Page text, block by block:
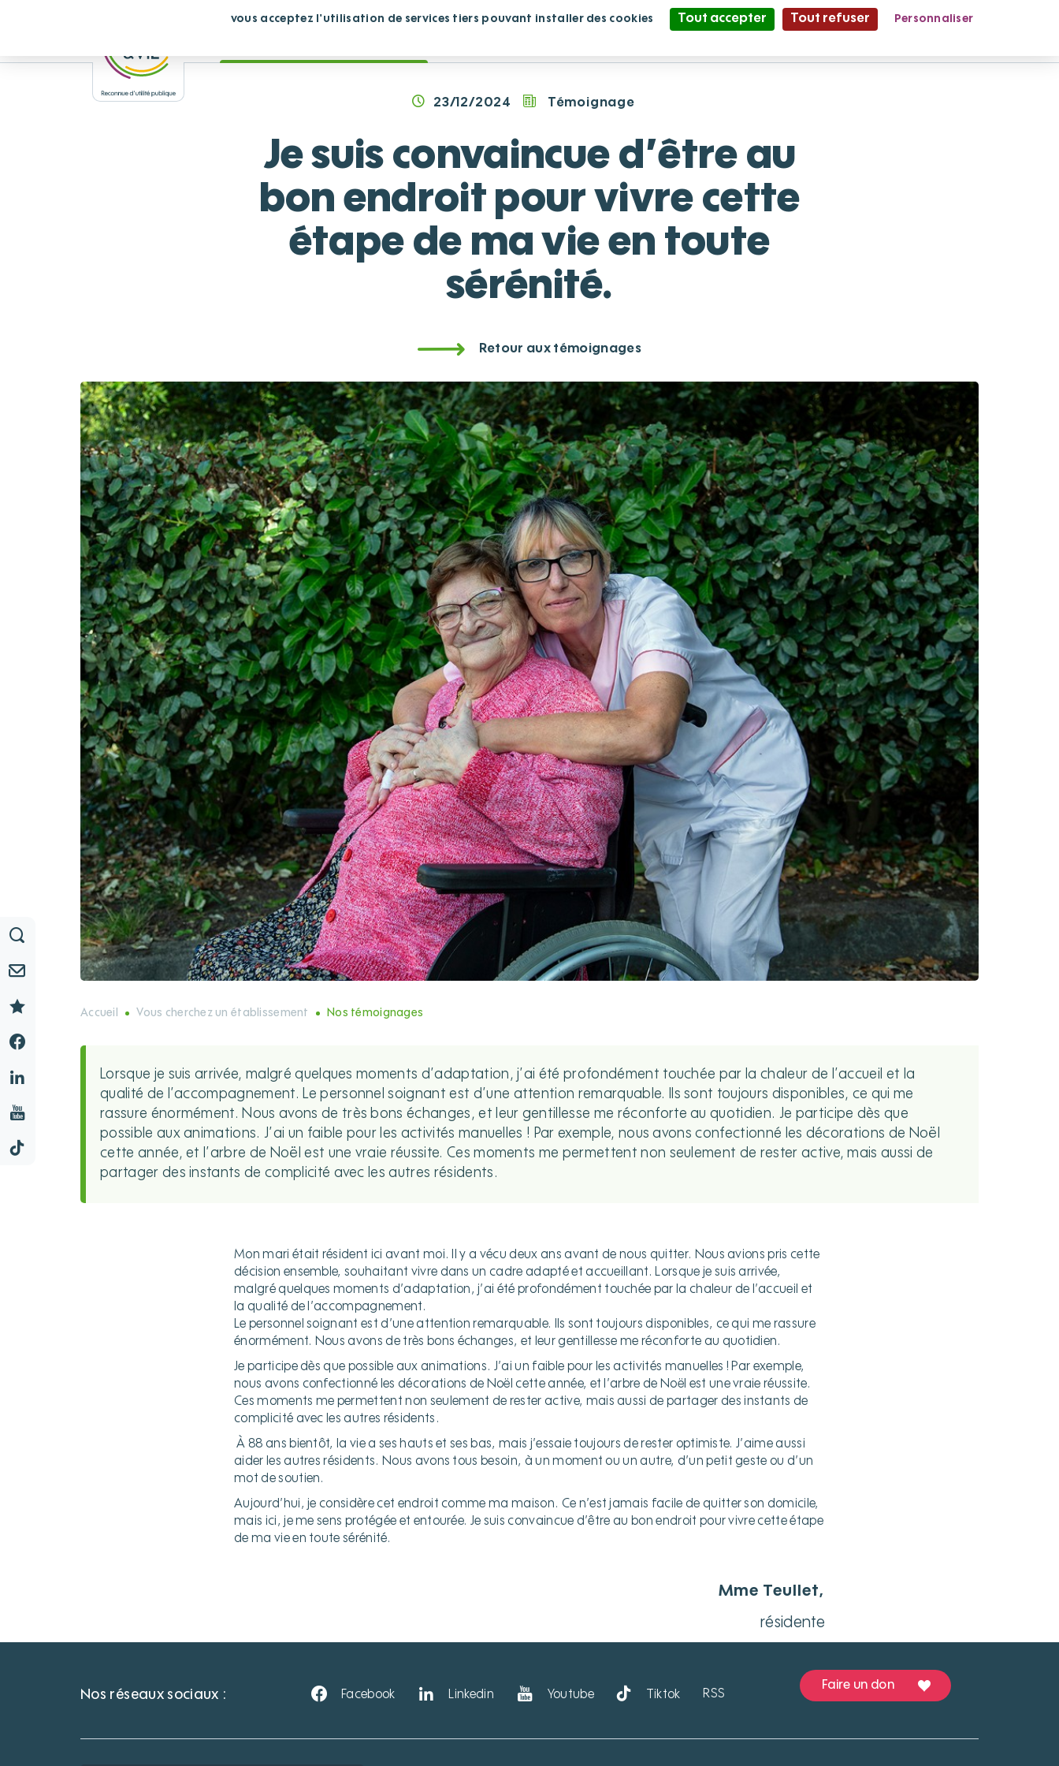
Partage et Vie le Mag'
23/12/2024 Témoignage
Je suis convaincue d’être au
bon endroit pour vivre cette
étape de ma vie en toute
sérénité.
Retour aux témoignages
Accueil Vous cherchez un établissement Nos témoignages
Lorsque je suis arrivée, malgré quelques moments d’adaptation, j’ai été profondément touchée par la chaleur de l’accueil et la
qualité de l’accompagnement. Le personnel soignant est d’une attention remarquable. Ils sont toujours disponibles, ce qui me
rassure énormément. Nous avons de très bons échanges, et leur gentillesse me réconforte au quotidien. Je participe dès que
possible aux animations. J’ai un faible pour les activités manuelles ! Par exemple, nous avons confectionné les décorations de Noël
cette année, et l’arbre de Noël est une vraie réussite. Ces moments me permettent non seulement de rester active, mais aussi de
partager des instants de complicité avec les autres résidents.
Mon mari était résident ici avant moi. Il y a vécu deux ans avant de nous quitter. Nous avions pris cette
décision ensemble, souhaitant vivre dans un cadre adapté et accueillant. Lorsque je suis arrivée,
malgré quelques moments d’adaptation, j’ai été profondément touchée par la chaleur de l’accueil et
la qualité de l’accompagnement.
Le personnel soignant est d’une attention remarquable. Ils sont toujours disponibles, ce qui me rassure
énormément. Nous avons de très bons échanges, et leur gentillesse me réconforte au quotidien.
Je participe dès que possible aux animations. J’ai un faible pour les activités manuelles ! Par exemple,
nous avons confectionné les décorations de Noël cette année, et l’arbre de Noël est une vraie réussite.
Ces moments me permettent non seulement de rester active, mais aussi de partager des instants de
complicité avec les autres résidents.
À 88 ans bientôt, la vie a ses hauts et ses bas, mais j’essaie toujours de rester optimiste. J’aime aussi
aider les autres résidents. Nous avons tous besoin, à un moment ou un autre, d’un petit geste ou d’un
mot de soutien.
Aujourd’hui, je considère cet endroit comme ma maison. Ce n’est jamais facile de quitter son domicile,
mais ici, je me sens protégée et entourée. Je suis convaincue d’être au bon endroit pour vivre cette étape
de ma vie en toute sérénité.
Mme Teullet,
résidente
Nos réseaux sociaux : Facebook Linkedin Youtube Tiktok RSS
Faire un don
vous acceptez l'utilisation de services tiers pouvant installer des cookies Tout accepter Tout refuser
Personnaliser